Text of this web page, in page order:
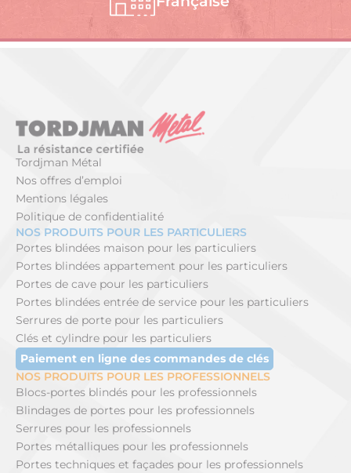
Tordjman Métal
Nos offres d’emploi
Mentions légales
Politique de confidentialité
NOS PRODUITS POUR LES PARTICULIERS
Portes blindées maison pour les particuliers
Portes blindées appartement pour les particuliers
Portes de cave pour les particuliers
Portes blindées entrée de service pour les particuliers
Serrures de porte pour les particuliers
Clés et cylindre pour les particuliers
Paiement en ligne des commandes de clés
NOS PRODUITS POUR LES PROFESSIONNELS
Blocs-portes blindés pour les professionnels
Blindages de portes pour les professionnels
Serrures pour les professionnels
Portes métalliques pour les professionnels
Portes techniques et façades pour les professionnels